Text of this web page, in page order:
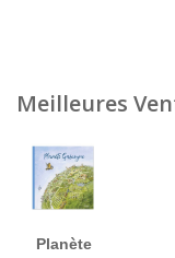
Meilleures
Planète